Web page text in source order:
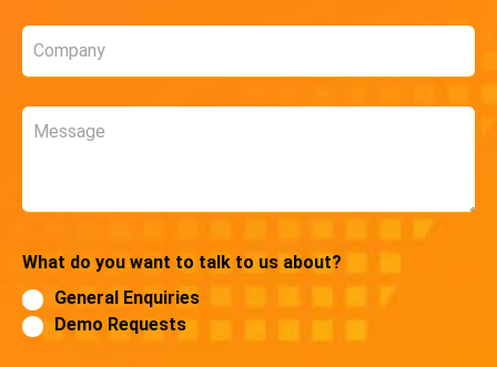
Company
Message
What do you want to talk to us about?
General Enquiries
Demo Requests